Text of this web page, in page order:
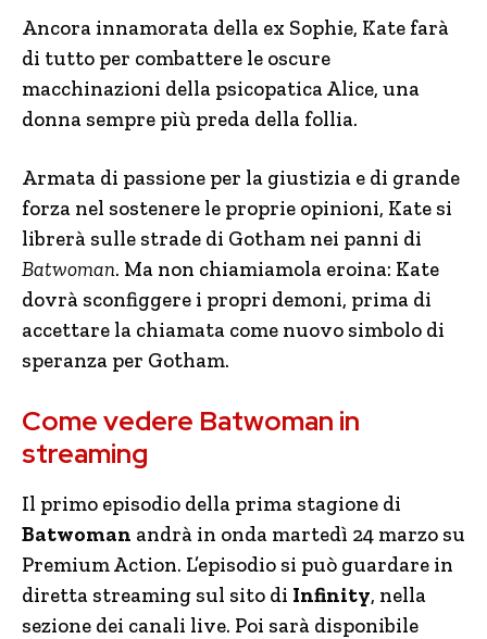
Ancora innamorata della ex Sophie, Kate farà
di tutto per combattere le oscure
macchinazioni della psicopatica Alice, una
donna sempre più preda della follia.
Armata di passione per la giustizia e di grande
forza nel sostenere le proprie opinioni, Kate si
librerà sulle strade di Gotham nei panni di
Batwoman. Ma non chiamiamola eroina: Kate
dovrà sconfiggere i propri demoni, prima di
accettare la chiamata come nuovo simbolo di
speranza per Gotham.
Come vedere Batwoman in
streaming
Il primo episodio della prima stagione di
Batwoman andrà in onda martedì 24 marzo su
Premium Action. L’episodio si può guardare in
diretta streaming sul sito di Infinity, nella
sezione dei canali live. Poi sarà disponibile